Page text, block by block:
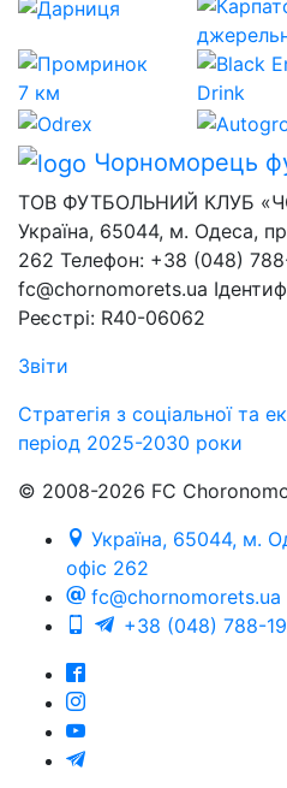
Чорноморець
ТОВ ФУТБОЛЬНИЙ КЛУБ
Україна, 65044, м. Одеса,
262 Телефон: +38 (048)
fc@chornomorets.ua
Реєстрі: R40-06062
Звіти
Стратегія з соціальної та
період 2025-2030 роки
© 2008-2026 FC
Україна, 65044, м.
офіс 262
fc@chornomorets.ua
+38 (048) 788-